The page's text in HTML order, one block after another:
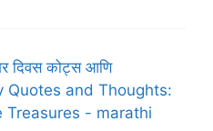
दिवस कोट्स आणि
Quotes and Thoughts:
Treasures - marathi